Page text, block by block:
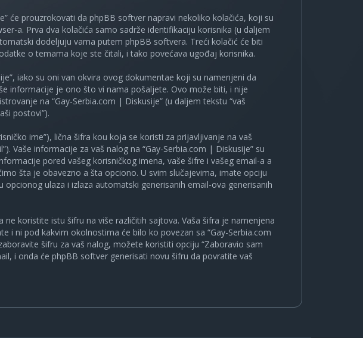
će prouzrokovati da phpBB softver napravi nekoliko kolačića, koji su
a. Prva dva kolačića samo sadrže identifikaciju korisnika (u daljem
dodeljuju vama putem phpBB softvera. Treći kolačić će biti
o temama koje ste čitali, i tako povećava ugođaj korisnika.
iako su oni van okvira ovog dokumentae koji su namenjeni da
informacije je ono što vi nama pošaljete. Ovo može biti, i nije
na “Gay-Serbia.com | Diskusije” (u daljem tekstu “vaš
postovi”).
ime”), lična šifra kou koja se koristi za prijavljivanje na vaš
Vaše informacije za vaš nalog na “Gay-Serbia.com | Diskusije” su
pored vašeg korisničkog imena, vaše šifre i vašeg email-a a
šta je obavezno a šta opciono. U svim slučajevima, imate opciju
ulaza i izlaza automatski generisanih email-ova generisanih
koristite istu šifru na više različitih sajtova. Vaša šifra je namenjena
i ni pod kakvim okolnostima će bilo ko povezan sa “Gay-Serbia.com
šifru za vaš nalog, možete koristiti opciju “Zaboravio sam
i onda će phpBB softver generisati novu šifru da povratite vaš